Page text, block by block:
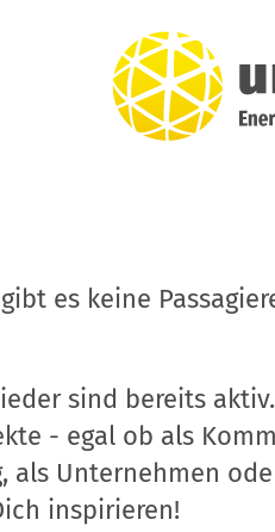
es keine
sind bereits
- egal ob als
als Unternehmen
inspirieren!